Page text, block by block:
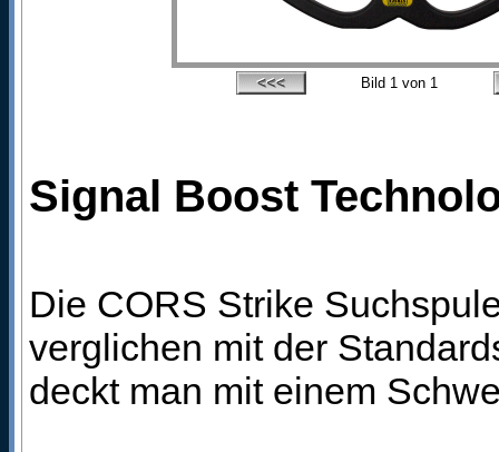
Bild 1 von 1
Signal Boost
Die CORS Strike
verglichen mit der
deckt man mit einem